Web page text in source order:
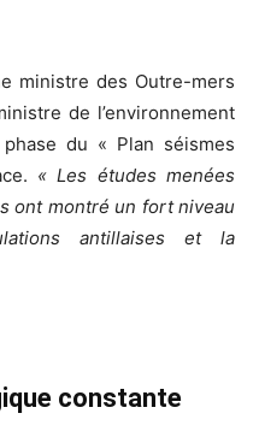
ministre des Outre-mers
de l’environnement
du « Plan séismes
« Les études menées
ont montré un fort niveau
antillaises et la
constante